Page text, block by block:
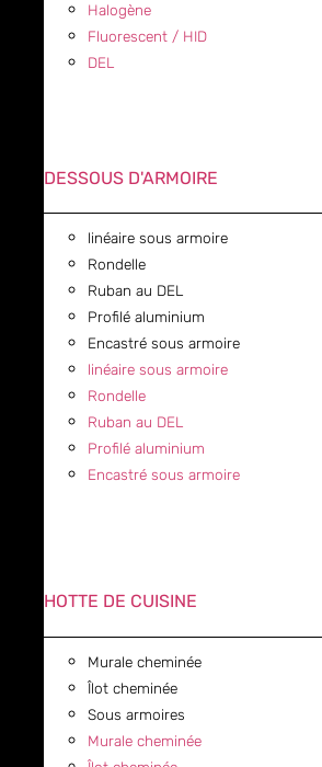
Halogène
Fluorescent / HID
DEL
DESSOUS D'ARMOIRE
linéaire sous armoire
Rondelle
Ruban au DEL
Profilé aluminium
Encastré sous armoire
linéaire sous armoire
Rondelle
Ruban au DEL
Profilé aluminium
Encastré sous armoire
HOTTE DE CUISINE
Murale cheminée
Îlot cheminée
Sous armoires
Murale cheminée